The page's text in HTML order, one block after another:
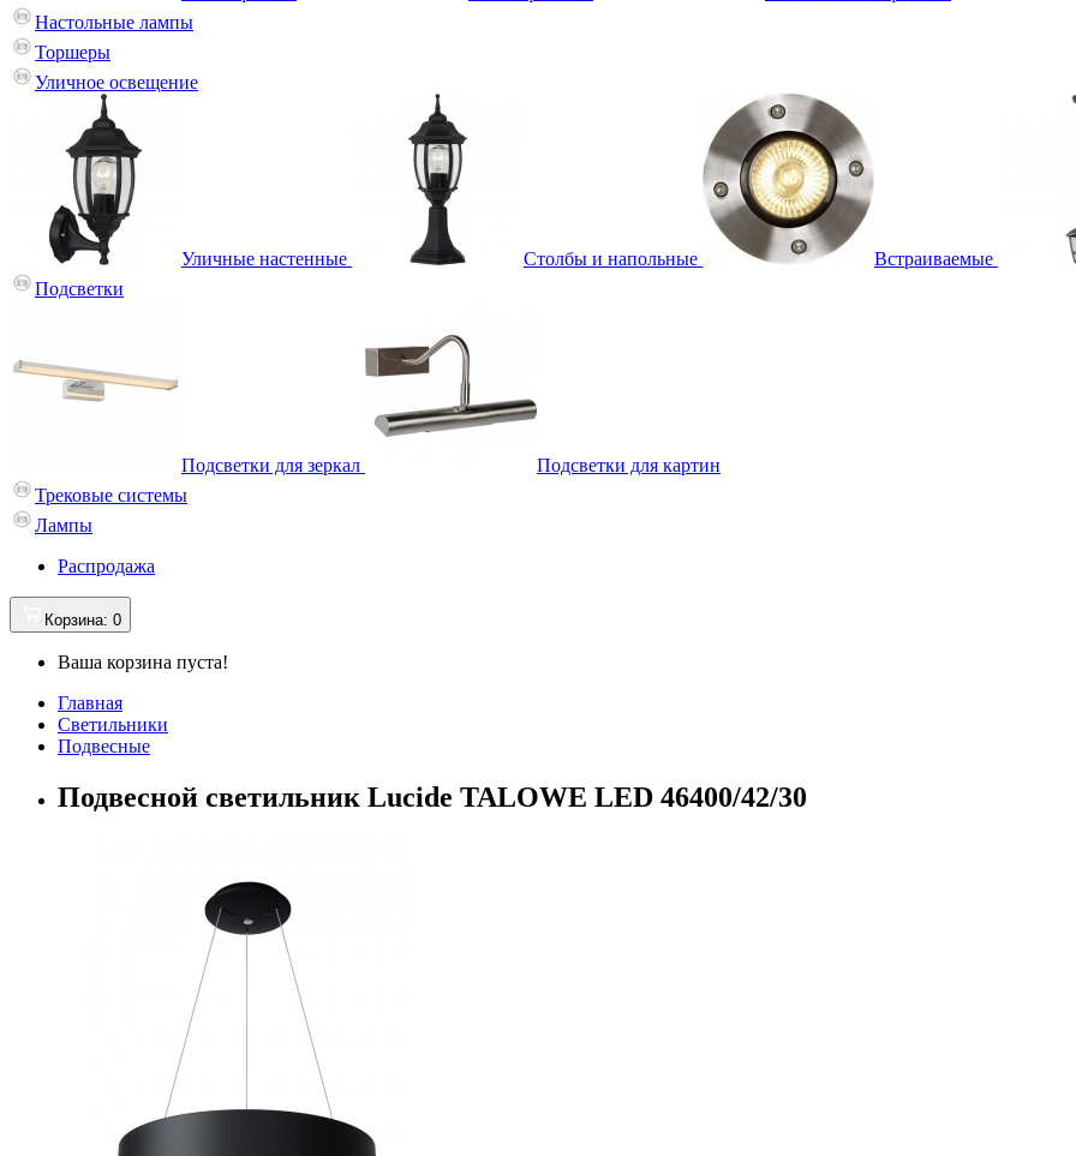
Настольные лампы
Торшеры
Уличное освещение
Уличные настенные Столбы и напольные Встраиваемые
Подсветки
Подсветки для зеркал
Подсветки для картин
Трековые системы
Лампы
Распродажа
Корзина: 0
Ваша корзина пуста!
Главная
Светильники
Подвесные
Подвесной светильник Lucide TALOWE LED 46400/42/30